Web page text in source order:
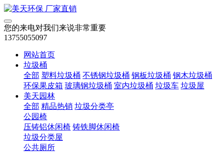
您的来电对我们来说非常重要
13755055097
网站首页
垃圾桶
全部 塑料垃圾桶 不锈钢垃圾桶 钢板垃圾桶 钢木垃圾桶
环保果皮箱 玻璃钢垃圾桶 室内垃圾桶 垃圾车 垃圾屋
美天园林
全部 精品热销 垃圾分类亭
公园椅
压铸铝休闲椅 铸铁脚休闲椅
垃圾分类屋
公共厕所